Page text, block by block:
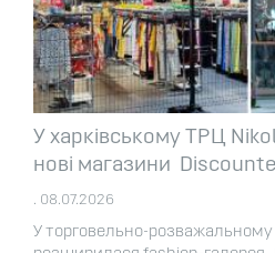
У харківському ТРЦ
нові магазини
. 08.07.2026
У торговельно-розважальному